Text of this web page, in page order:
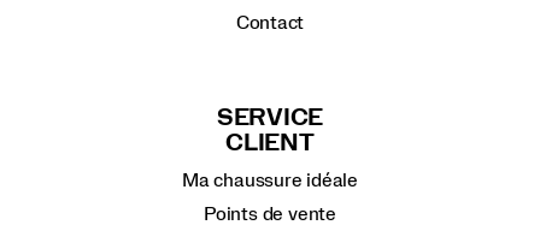
Contact
SERVICE
CLIENT
Ma chaussure idéale
Points de vente